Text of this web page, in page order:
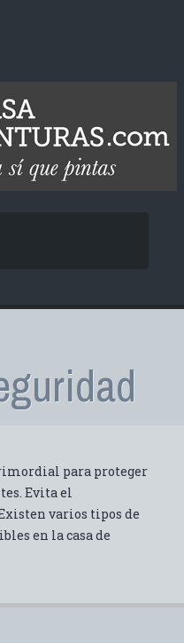
para proteger
Evita el
varios tipos de
en la casa de